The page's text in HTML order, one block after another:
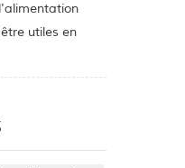
utiles en